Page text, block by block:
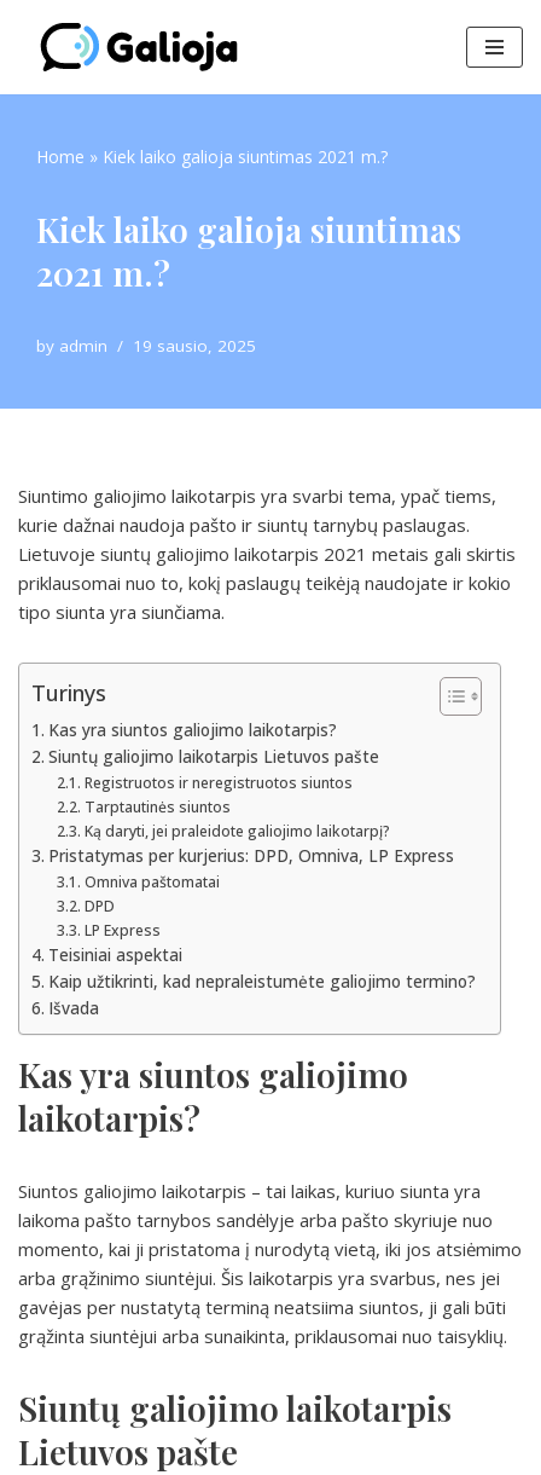
Skip
to
Home » Kiek laiko galioja siuntimas 2021 m.?
Kiek laiko galioja siuntimas
2021 m.?
by admin 19 sausio, 2025
Siuntimo galiojimo laikotarpis yra svarbi tema, ypač tiems,
kurie dažnai naudoja pašto ir siuntų tarnybų paslaugas.
Lietuvoje siuntų galiojimo laikotarpis 2021 metais gali skirtis
priklausomai nuo to, kokį paslaugų teikėją naudojate ir kokio
tipo siunta yra siunčiama.
Turinys
Kas yra siuntos galiojimo laikotarpis?
Siuntų galiojimo laikotarpis Lietuvos pašte
Registruotos ir neregistruotos siuntos
Tarptautinės siuntos
Ką daryti, jei praleidote galiojimo laikotarpį?
Pristatymas per kurjerius: DPD, Omniva, LP Express
Omniva paštomatai
DPD
LP Express
Teisiniai aspektai
Kaip užtikrinti, kad nepraleistumėte galiojimo termino?
Išvada
Kas yra siuntos galiojimo
laikotarpis?
Siuntos galiojimo laikotarpis – tai laikas, kuriuo siunta yra
laikoma pašto tarnybos sandėlyje arba pašto skyriuje nuo
momento, kai ji pristatoma į nurodytą vietą, iki jos atsiėmimo
arba grąžinimo siuntėjui. Šis laikotarpis yra svarbus, nes jei
gavėjas per nustatytą terminą neatsiima siuntos, ji gali būti
grąžinta siuntėjui arba sunaikinta, priklausomai nuo taisyklių.
Siuntų galiojimo laikotarpis
Lietuvos pašte